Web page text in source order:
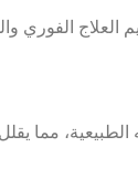
العلاج